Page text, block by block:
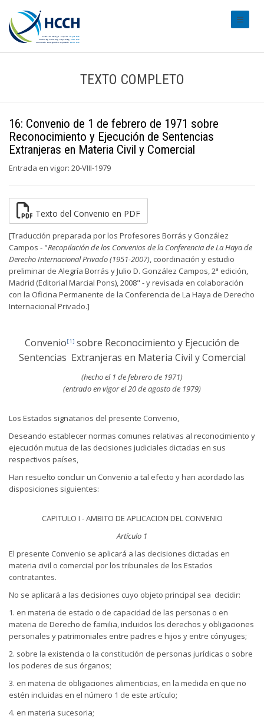
TEXTO COMPLETO
16: Convenio de 1 de febrero de 1971 sobre
Reconocimiento y Ejecución de Sentencias
Extranjeras en Materia Civil y Comercial
Entrada en vigor: 20-VIII-1979
Texto del Convenio en PDF
[Traducción preparada por los Profesores Borrás y González
Campos - "Recopilación de los Convenios de la Conferencia de La Haya de
Derecho Internacional Privado (1951-2007) , coordinación y estudio
preliminar de Alegría Borrás y Julio D. González Campos, 2ª edición,
Madrid (Editorial Marcial Pons), 2008" - y revisada en colaboración
con la Oficina Permanente de la Conferencia de La Haya de Derecho
Internacional Privado.]
Convenio[1] sobre Reconocimiento y Ejecución de
Sentencias Extranjeras en Materia Civil y Comercial
(hecho el 1 de febrero de 1971)
(entrado en vigor el 20 de agosto de 1979)
Los Estados signatarios del presente Convenio,
Deseando establecer normas comunes relativas al reconocimiento y
ejecución mutua de las decisiones judiciales dictadas en sus
respectivos países,
Han resuelto concluir un Convenio a tal efecto y han acordado las
disposiciones siguientes:
CAPITULO I - AMBITO DE APLICACION DEL CONVENIO
Artículo 1
El presente Convenio se aplicará a las decisiones dictadas en
materia civil o comercial por los tribunales de los Estados
contratantes.
No se aplicará a las decisiones cuyo objeto principal sea decidir:
1. en materia de estado o de capacidad de las personas o en
materia de Derecho de familia, incluidos los derechos y obligaciones
personales y patrimoniales entre padres e hijos y entre cónyuges;
2. sobre la existencia o la constitución de personas jurídicas o sobre
los poderes de sus órganos;
3. en materia de obligaciones alimenticias, en la medida en que no
estén incluidas en el número 1 de este artículo;
4. en materia sucesoria;